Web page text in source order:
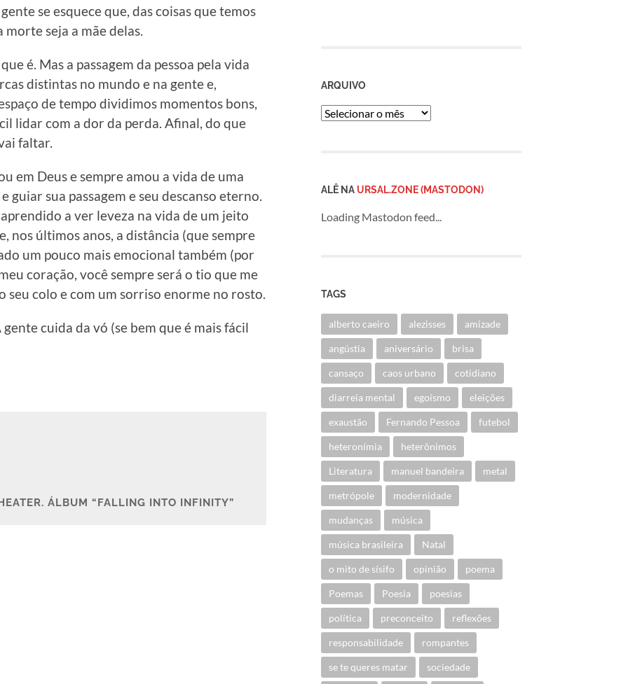
se esquece que, das coisas que temos
seja a mãe delas.
é. Mas a passagem da pessoa pela vida
distintas no mundo e na gente e,
de tempo dividimos momentos bons,
lidar com a dor da perda. Afinal, do que
faltar.
em Deus e sempre amou a vida de uma
guiar sua passagem e seu descanso eterno.
a ver leveza na vida de um jeito
nos últimos anos, a distância (que sempre
um pouco mais emocional também (por
coração, você sempre será o tio que me
colo e com um sorriso enorme no rosto.
cuida da vó (se bem que é mais fácil
ÁLBUM “FALLING INTO INFINITY”
ARQUIVO
Arquivo
ALÊ NA URSAL.ZONE (MASTODON)
Loading Mastodon feed...
TAGS
alberto caeiro alezisses amizade
angústia aniversário brisa
cansaço caos urbano cotidiano
diarreia mental egoísmo eleições
exaustão Fernando Pessoa futebol
heteronímia heterônimos
Literatura manuel bandeira metal
metrópole modernidade
mudanças música
música brasileira Natal
o mito de sísifo opinião poema
Poemas Poesia poesias
política preconceito reflexões
responsabilidade rompantes
se te queres matar sociedade